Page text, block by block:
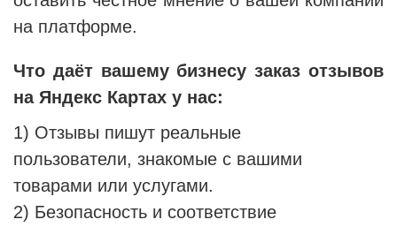
на платформе.
Что даёт вашему бизнесу заказ отзывов
на Яндекс Картах у нас:
1) Отзывы пишут реальные
пользователи, знакомые с вашими
товарами или услугами.
2) Безопасность и соответствие